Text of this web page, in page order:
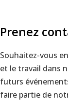
Prenez
Souhaitez-vous
et le travail dans
futurs
faire partie de